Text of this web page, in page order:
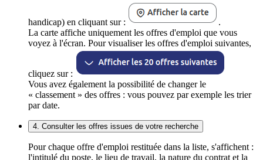
handicap) en cliquant sur :
.
La carte affiche uniquement les offres d'emploi que vous
voyez à l'écran. Pour visualiser les offres d'emploi suivantes,
cliquez sur :
Vous avez également la possibilité de changer le
« classement » des offres : vous pouvez par exemple les trier
par date.
4. Consulter les offres issues de votre recherche
Pour chaque offre d'emploi restituée dans la liste, s'affichent :
l'intitulé du poste, le lieu de travail, la nature du contrat et la